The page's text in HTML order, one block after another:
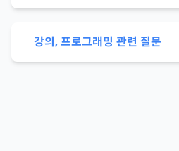
강의, 프로그래밍 관련 질문